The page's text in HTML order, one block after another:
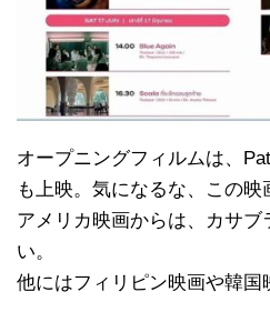
オープニングフィルムは、
も上映。気になるな、この映
アメリカ映画からは、カサブ
い。
他にはフィリピン映画や韓国